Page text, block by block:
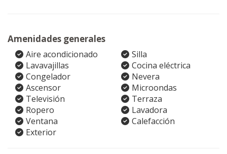
Amenidades generales
Aire acondicionado
Silla
Lavavajillas
Cocina eléctrica
Congelador
Nevera
Ascensor
Microondas
Televisión
Terraza
Ropero
Lavadora
Ventana
Calefacción
Exterior